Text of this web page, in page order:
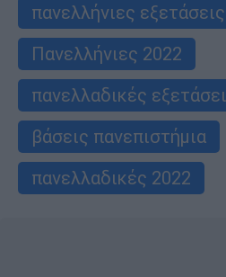
πανελλήνιες εξετάσεις
Πανελλήνιες 2022
πανελλαδικές
βάσεις πανεπιστήμια
πανελλαδικές 2022